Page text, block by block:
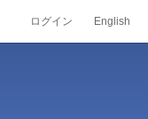
ログイン English